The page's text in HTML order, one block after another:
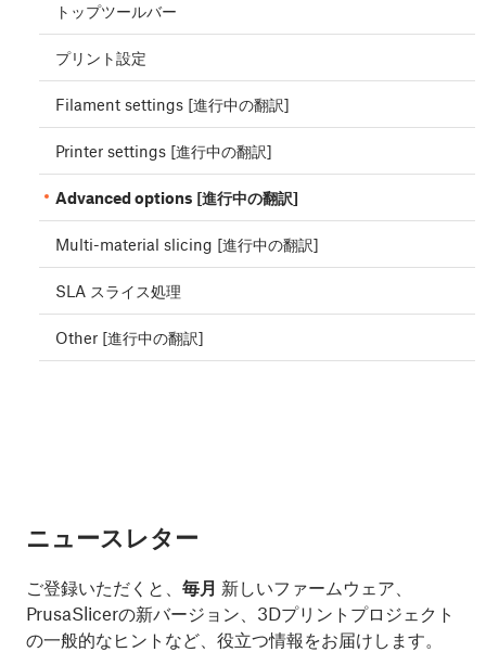
トップツールバー
プリント設定
Filament settings [進行中の翻訳]
Printer settings [進行中の翻訳]
Advanced options [進行中の翻訳]
Multi-material slicing [進行中の翻訳]
SLA スライス処理
Other [進行中の翻訳]
ニュースレター
ご登録いただくと、 毎月 新しいファームウェア、
PrusaSlicerの新バージョン、3Dプリントプロジェクト
の一般的なヒントなど、役立つ情報をお届けします。